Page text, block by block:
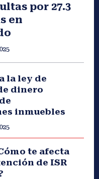
por 27.3
en
la ley de
dinero
inmuebles
te afecta
de ISR